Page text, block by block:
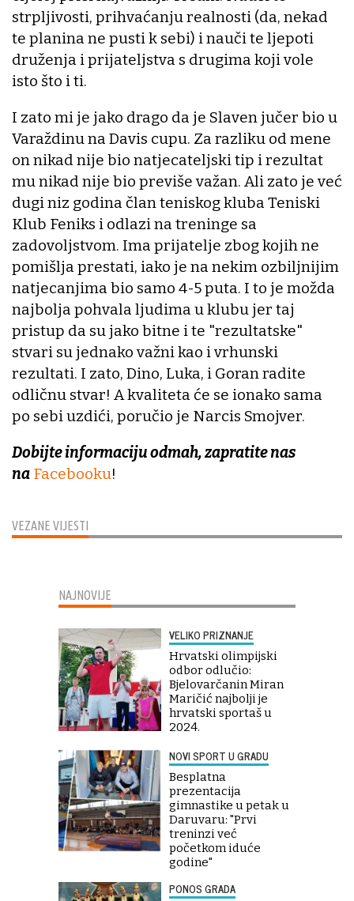
VEZANE VIJESTI
strpljivosti, prihvaćanju realnosti (da, nekad
te planina ne pusti k sebi) i nauči te ljepoti
druženja i prijateljstva s drugima koji vole
isto što i ti.
I zato mi je jako drago da je Slaven jučer bio u
Varaždinu na Davis cupu. Za razliku od mene
on nikad nije bio natjecateljski tip i rezultat
mu nikad nije bio previše važan. Ali zato je već
dugi niz godina član teniskog kluba Teniski
Klub Feniks i odlazi na treninge sa
zadovoljstvom. Ima prijatelje zbog kojih ne
pomišlja prestati, iako je na nekim ozbiljnijim
natjecanjima bio samo 4-5 puta. I to je možda
najbolja pohvala ljudima u klubu jer taj
pristup da su jako bitne i te "rezultatske"
stvari su jednako važni kao i vrhunski
rezultati. I zato, Dino, Luka, i Goran radite
odličnu stvar! A kvaliteta će se ionako sama
po sebi uzdići, poručio je Narcis Smojver.
Dobijte informaciju odmah, zapratite nas
na Facebooku!
NAJNOVIJE
VELIKO PRIZNANJE
Hrvatski olimpijski
odbor odlučio:
Bjelovarčanin Miran
Maričić najbolji je
hrvatski sportaš u
2024.
NOVI SPORT U GRADU
Besplatna
prezentacija
gimnastike u petak u
Daruvaru: "Prvi
treninzi već
početkom iduće
godine"
PONOS GRADA